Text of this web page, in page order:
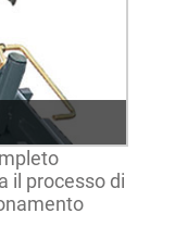
il processo di